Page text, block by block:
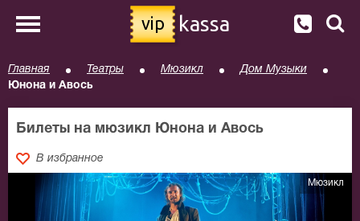
vip kassa
Главная Театры Мюзикл
Дом Музыки
Юнона и Авось
Билеты на мюзикл Юнона и Авось
В избранное
Мюзикл